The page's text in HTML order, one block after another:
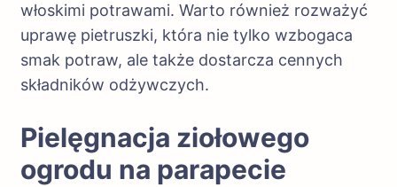
włoskimi potrawami. Warto również rozważyć
uprawę pietruszki, która nie tylko wzbogaca
smak potraw, ale także dostarcza cennych
składników odżywczych.
Pielęgnacja ziołowego
ogrodu na parapecie